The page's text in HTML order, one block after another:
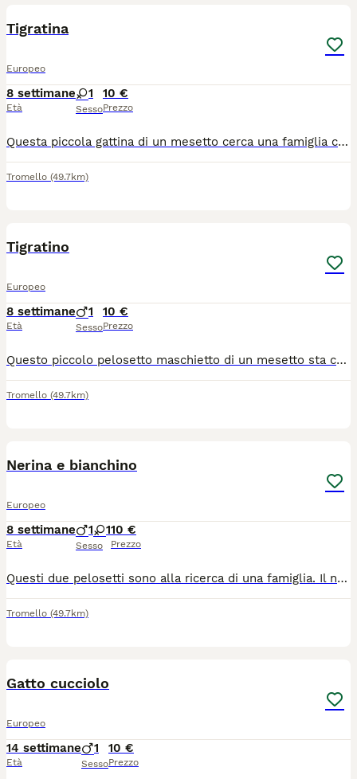
Tigratina
Europeo
8 settimane
Età
1
Sesso
10 €
Prezzo
Questa piccola gattina di un mesetto cerca una famiglia che la ami per sempre. La gattina e stata già spulciata e sverminata, mangia in autonomia e usa benissimo la lettiera. Si trova a Dorno in provincia di Pavia. Per chi fosse interessato mi contatti al cellulare o via WhatsApp, Nicoletta 3338361639
Tromello (49.7km)
Tigratino
Europeo
8 settimane
Età
1
Sesso
10 €
Prezzo
Questo piccolo pelosetto maschietto di un mesetto sta cercando adozione. Il gattino e stato spulciato e sverminato,mangia da solo e sta usando benissimo la lettiera. Si trova a Dorno in provincia di Pavia. Per chi fosse interessato mi contatti al cellulare o via WhatsApp. Nicoletta 3338361639
Tromello (49.7km)
Nerina e bianchino
Europeo
8 settimane
Età
1 1
Sesso
10 €
Prezzo
Questi due pelosetti sono alla ricerca di una famiglia. Il nero e una femminuccia, il bianco con occhi azzurri e un maschietto. Sono stati gia spulciati e sverminati, mangiano da soli e usano benissimo la lettiera. I gattini si trovano a Dorno in provincia di Pavia. Per chi fosse interessato mi contatti al cellulare o via WhatsApp, Nicoletta 3338361639
Tromello (49.7km)
Gatto cucciolo
Europeo
14 settimane
Età
1
Sesso
10 €
Prezzo